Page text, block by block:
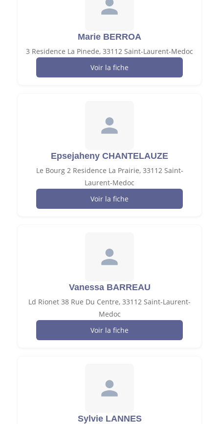
Marie BERROA
3 Residence La Pinede, 33112 Saint-Laurent-Medoc
Voir la fiche
Epsejaheny CHANTELAUZE
Le Bourg 2 Residence La Prairie, 33112 Saint-
Laurent-Medoc
Voir la fiche
Vanessa BARREAU
Ld Rionet 38 Rue Du Centre, 33112 Saint-Laurent-
Medoc
Voir la fiche
Sylvie LANNES